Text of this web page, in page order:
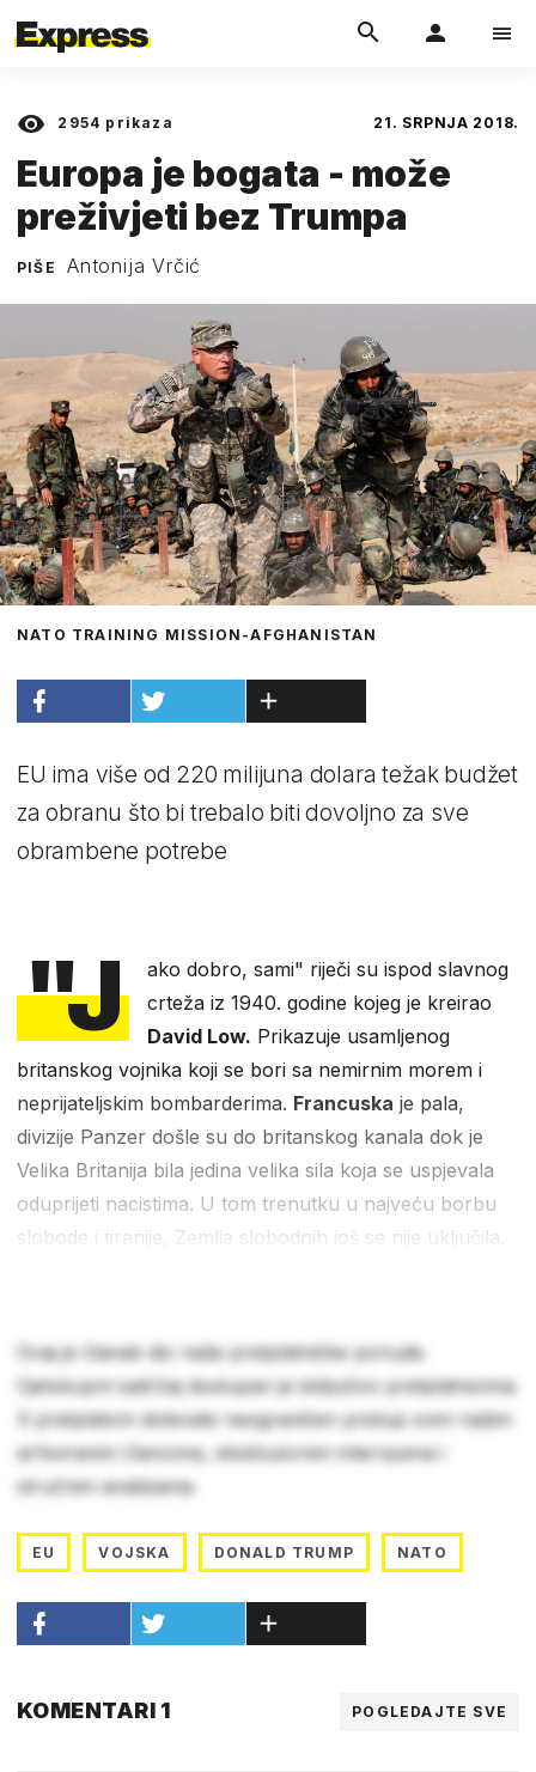
2954 prikaza 21. SRPNJA 2018.
Europa je bogata - može
preživjeti bez Trumpa
PIŠE Antonija Vrčić
NATO TRAINING MISSION-AFGHANISTAN
EU ima više od 220 milijuna dolara težak budžet
za obranu što bi trebalo biti dovoljno za sve
obrambene potrebe
"J
ako dobro, sami" riječi su ispod slavnog
crteža iz 1940. godine kojeg je kreirao
David Low. Prikazuje usamljenog
britanskog vojnika koji se bori sa nemirnim morem i
neprijateljskim bombarderima. Francuska je pala,
divizije Panzer došle su do britanskog kanala dok je
Velika Britanija bila jedina velika sila koja se uspjevala
oduprijeti nacistima. U tom trenutku u najveću borbu
slobode i tiranije, Zemlja slobodnih još se nije uključila.
Ovaj je članak dio naše pretplatničke ponude.
Cjelokupni sadržaj dostupan je isključivo pretplatnicima.
S pretplatom dobivate neograničen pristup svim našim
arhiviranim člancima, ekskluzivnim intervjuima i
stručnim analizama.
EU VOJSKA DONALD TRUMP NATO
KOMENTARI 1 POGLEDAJTE SVE